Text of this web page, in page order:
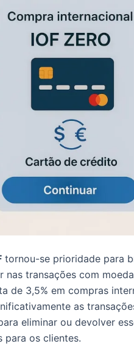
tornou-se prioridade para
nas transações com
de 3,5% em compras
as
eliminar ou devolver
para os clientes.